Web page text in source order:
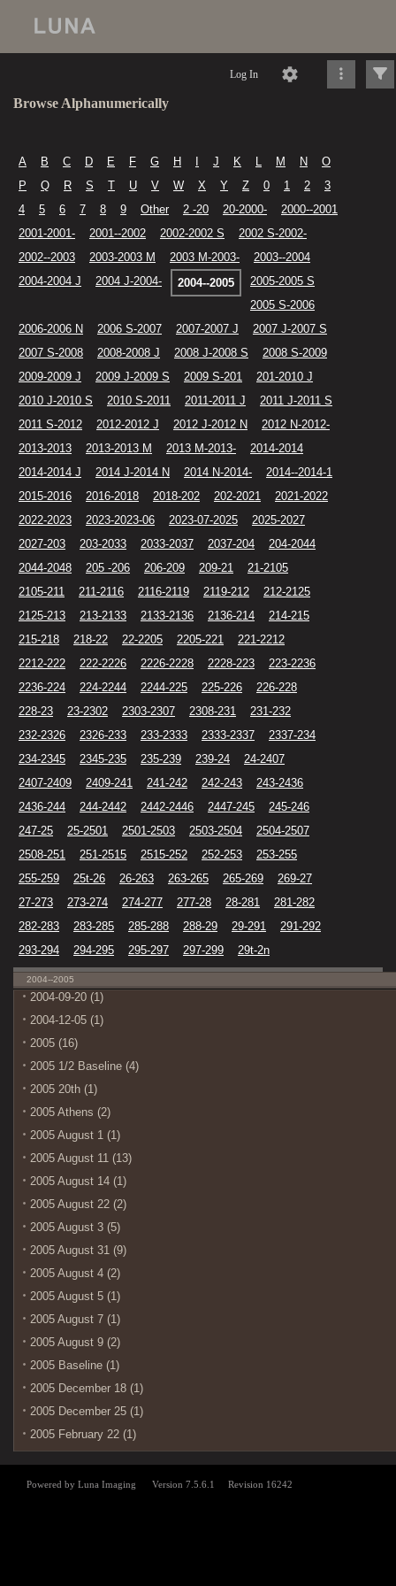
Log In
Browse Alphanumerically
A B C D E F G H J K L M N
O
P
Q R S T U V W X Y Z 0 1 2
3
4
5 6 7 8 9 Other 2 -20 20-2000-
2000--2001
2001-2001-
2001--2002 2002-2002 S
2002 S-2002-
2002--2003
2003-2003 M 2003 M-2003-
2003--2004
2004-2004 J
2004 J-2004- 2004--2005
2005-2005 S
2005 S-2006
2006-2006 N
2006 S-2007 2007-2007 J
2007 J-2007 S
2007 S-2008
2008-2008 J 2008 J-2008 S
2008 S-2009
2009-2009 J
2009 J-2009 S 2009 S-201
201-2010 J
2010 J-2010 S
2010 S-2011 2011-2011 J
2011 J-2011 S
2011 S-2012
2012-2012 J 2012 J-2012 N
2012 N-2012-
2013-2013
2013-2013 M 2013 M-2013-
2014-2014
2014-2014 J
2014 J-2014 N 2014 N-2014-
2014--2014-1
2015-2016
2016-2018 2018-202 202-2021
2021-2022
2022-2023
2023-2023-06 2023-07-2025
2025-2027
2027-203
203-2033 2033-2037 2037-204
204-2044
2044-2048
205 -206 206-209 209-21
21-2105
2105-211
211-2116 2116-2119 2119-212
212-2125
2125-213
213-2133 2133-2136 2136-214
214-215
215-218
218-22 22-2205 2205-221
221-2212
2212-222
222-2226 2226-2228 2228-223
223-2236
2236-224
224-2244 2244-225 225-226
226-228
228-23
23-2302 2303-2307 2308-231
231-232
232-2326
2326-233 233-2333 2333-2337
2337-234
234-2345
2345-235 235-239 239-24
24-2407
2407-2409
2409-241 241-242 242-243
243-2436
2436-244
244-2442 2442-2446 2447-245
245-246
247-25
25-2501 2501-2503 2503-2504
2504-2507
2508-251
251-2515 2515-252 252-253
253-255
255-259
25t-26 26-263 263-265 265-269
269-27
27-273
273-274 274-277 277-28 28-281
281-282
282-283
283-285 285-288 288-29 29-291
291-292
293-294
294-295 295-297 297-299 29t-2n
2004--2005
2004-09-20 (1)
2004-12-05 (1)
2005 (16)
2005 1/2 Baseline (4)
2005 20th (1)
2005 Athens (2)
2005 August 1 (1)
2005 August 11 (13)
2005 August 14 (1)
2005 August 22 (2)
2005 August 3 (5)
2005 August 31 (9)
2005 August 4 (2)
2005 August 5 (1)
2005 August 7 (1)
2005 August 9 (2)
2005 Baseline (1)
2005 December 18 (1)
2005 December 25 (1)
2005 February 22 (1)